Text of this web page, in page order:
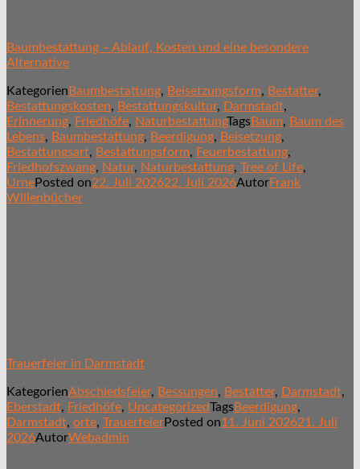
Baumbestattung – Ablauf, Kosten und eine besondere
Alternative
Kategorien Baumbestattung, Beisetzungsform, Bestatter,
Bestattungskosten, Bestattungskultur, Darmstadt,
Erinnerung, Friedhöfe, NaturbestattungTagsBaum, Baum des
Lebens, Baumbestattung, Beerdigung, Beisetzung,
Bestattungsart, Bestattungsform, Feuerbestattung,
Friedhofszwang, Natur, Naturbestattung, Tree of Life,
UrnePosted on22. Juli 202622. Juli 2026AutorFrank
Willenbücher
Trauerfeier in Darmstadt
KategorienAbschiedsfeier, Bessungen, Bestatter, Darmstadt,
Eberstadt, Friedhöfe, UncategorizedTagsBeerdigung,
Darmstadt, orte, TrauerfeierPosted on11. Juni 202621. Juli
2026AutorWebadmin